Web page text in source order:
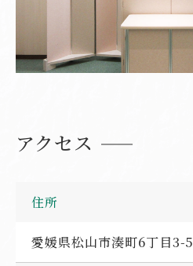
アクセス
住所
愛媛県松山市湊町6丁目3-5